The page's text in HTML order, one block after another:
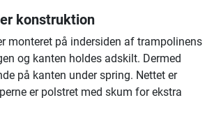
konstruktion
monteret på indersiden af trampolinens
og kanten holdes adskilt. Dermed
på kanten under spring. Nettet er
er polstret med skum for ekstra